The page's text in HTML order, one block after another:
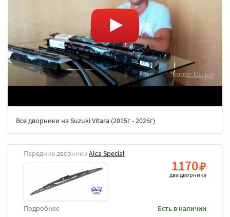
Все дворники на Suzuki Vitara (2015г - 2026г)
Передние дворники Alca Special
1170
два дворника
Есть в наличии
Подробнее